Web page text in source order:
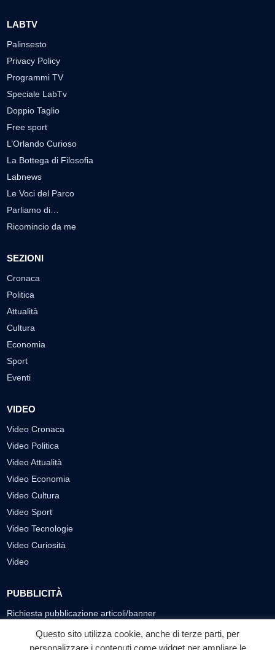
LABTV
Palinsesto
Privacy Policy
Programmi TV
Speciale LabTv
Doppio Taglio
Free sport
L’Orlando Curioso
La Bottega di Filosofia
Labnews
Le Voci del Parco
Parliamo di…
Ricomincio da me
SEZIONI
Cronaca
Politica
Attualità
Cultura
Economia
Sport
Eventi
VIDEO
Video Cronaca
Video Politica
Video Attualità
Video Economia
Video Cultura
Video Sport
Video Tecnologie
Video Curiosità
Video
PUBBLICITÀ
Richiesta pubblicazione articoli/banner
SEGUICI SUI SOCIAL
Questo sito utilizza cookie, anche di terze parti, per
personalizzare i contenuti come widget per ampliare le